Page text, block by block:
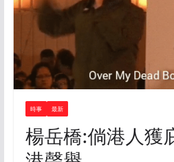
時事 最新
楊岳橋:倘港人獲